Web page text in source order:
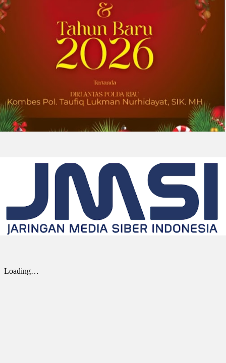
2026-08-01 00:27:35| Source:
Univar Solutions Mengapresiasi Mitra
Awards Tahunan
DOWNERS GROVE, Illinois, Aug. 01, 2026
(GLOBE NEWSWIRE) -- Univar Solutions LLC
(“Univar Solutions” atau “Perusahaan”),
penyedia solusi global terkemuka bagi